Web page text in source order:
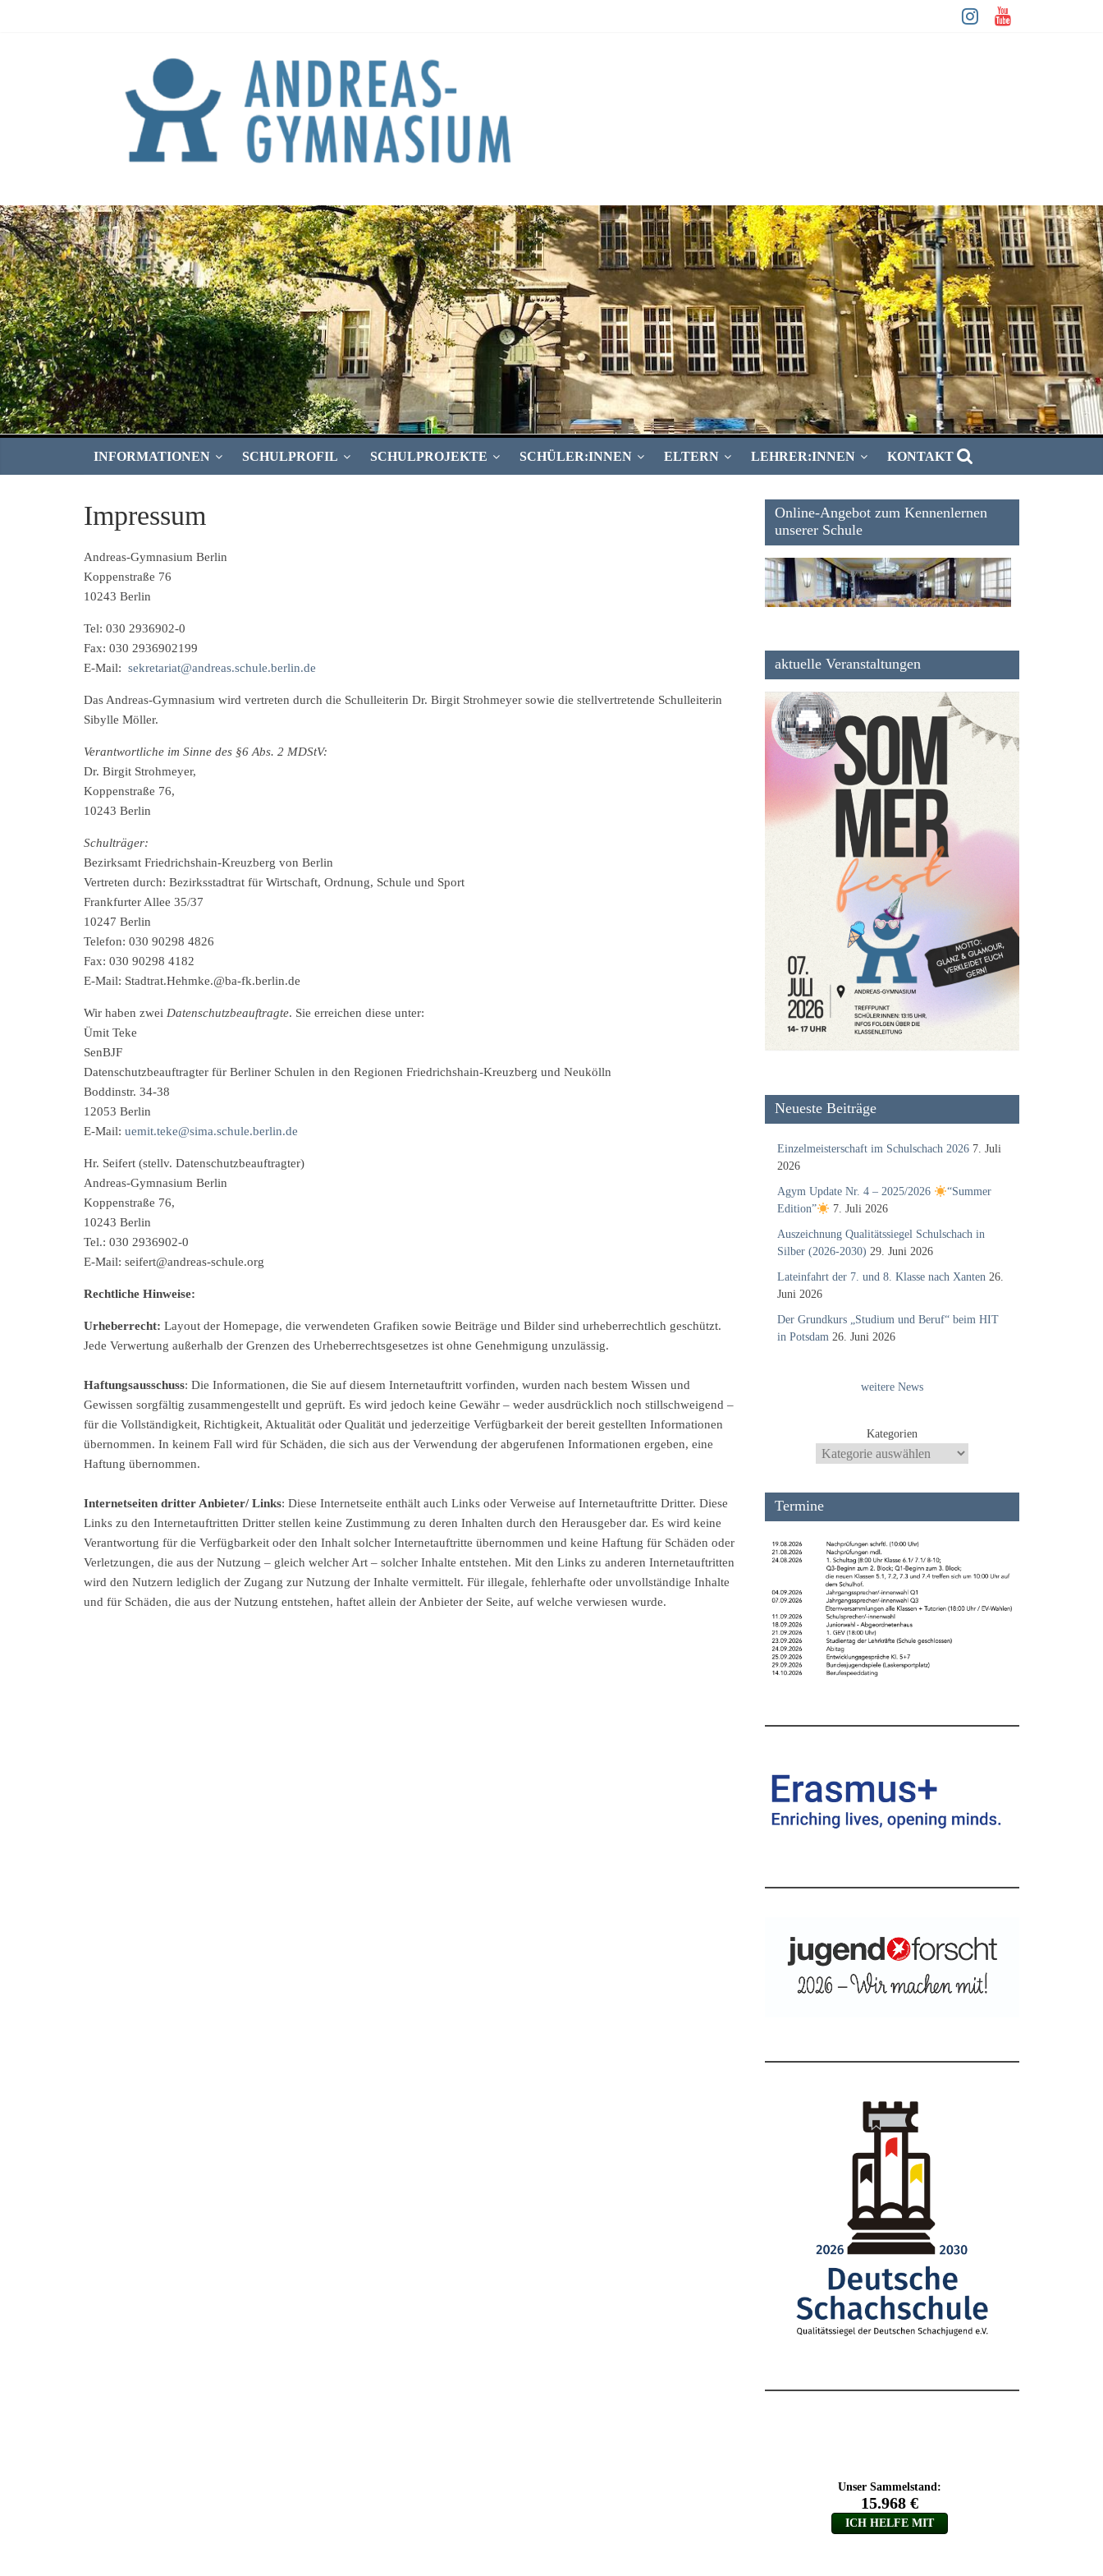
INFORMATIONEN SCHULPROFIL SCHULPROJEKTE SCHÜLER:INNEN ELTERN LEHRER:INNEN KONTAKT
Impressum
Andreas-Gymnasium Berlin
Koppenstraße 76
10243 Berlin
Tel: 030 2936902-0
Fax: 030 2936902199
E-Mail: sekretariat@andreas.schule.berlin.de
Das Andreas-Gymnasium wird vertreten durch die Schulleiterin Dr. Birgit Strohmeyer sowie die stellvertretende Schulleiterin
Sibylle Möller.
Verantwortliche im Sinne des §6 Abs. 2 MDStV:
Dr. Birgit Strohmeyer,
Koppenstraße 76,
10243 Berlin
Schulträger:
Bezirksamt Friedrichshain-Kreuzberg von Berlin
Vertreten durch: Bezirksstadtrat für Wirtschaft, Ordnung, Schule und Sport
Frankfurter Allee 35/37
10247 Berlin
Telefon: 030 90298 4826
Fax: 030 90298 4182
E-Mail: Stadtrat.Hehmke.@ba-fk.berlin.de
Wir haben zwei Datenschutzbeauftragte. Sie erreichen diese unter:
Ümit Teke
SenBJF
Datenschutzbeauftragter für Berliner Schulen in den Regionen Friedrichshain-Kreuzberg und Neukölln
Boddinstr. 34-38
12053 Berlin
E-Mail: uemit.teke@sima.schule.berlin.de
Hr. Seifert (stellv. Datenschutzbeauftragter)
Andreas-Gymnasium Berlin
Koppenstraße 76,
10243 Berlin
Tel.: 030 2936902-0
E-Mail: seifert@andreas-schule.org
Rechtliche Hinweise:
Urheberrecht: Layout der Homepage, die verwendeten Grafiken sowie Beiträge und Bilder sind urheberrechtlich geschützt.
Jede Verwertung außerhalb der Grenzen des Urheberrechtsgesetzes ist ohne Genehmigung unzulässig.
Haftungsausschuss: Die Informationen, die Sie auf diesem Internetauftritt vorfinden, wurden nach bestem Wissen und
Gewissen sorgfältig zusammengestellt und geprüft. Es wird jedoch keine Gewähr – weder ausdrücklich noch stillschweigend –
für die Vollständigkeit, Richtigkeit, Aktualität oder Qualität und jederzeitige Verfügbarkeit der bereit gestellten Informationen
übernommen. In keinem Fall wird für Schäden, die sich aus der Verwendung der abgerufenen Informationen ergeben, eine
Haftung übernommen.
Internetseiten dritter Anbieter/ Links: Diese Internetseite enthält auch Links oder Verweise auf Internetauftritte Dritter. Diese
Links zu den Internetauftritten Dritter stellen keine Zustimmung zu deren Inhalten durch den Herausgeber dar. Es wird keine
Verantwortung für die Verfügbarkeit oder den Inhalt solcher Internetauftritte übernommen und keine Haftung für Schäden oder
Verletzungen, die aus der Nutzung – gleich welcher Art – solcher Inhalte entstehen. Mit den Links zu anderen Internetauftritten
wird den Nutzern lediglich der Zugang zur Nutzung der Inhalte vermittelt. Für illegale, fehlerhafte oder unvollständige Inhalte
und für Schäden, die aus der Nutzung entstehen, haftet allein der Anbieter der Seite, auf welche verwiesen wurde.
Online-Angebot zum Kennenlernen
unserer Schule
aktuelle Veranstaltungen
Neueste Beiträge
Einzelmeisterschaft im Schulschach 2026 7. Juli
2026
Agym Update Nr. 4 – 2025/2026
“Summer
Edition”
7. Juli 2026
Auszeichnung Qualitätssiegel Schulschach in
Silber (2026-2030) 29. Juni 2026
Lateinfahrt der 7. und 8. Klasse nach Xanten 26.
Juni 2026
Der Grundkurs „Studium und Beruf“ beim HIT
in Potsdam 26. Juni 2026
weitere News
Kategorien
Termine